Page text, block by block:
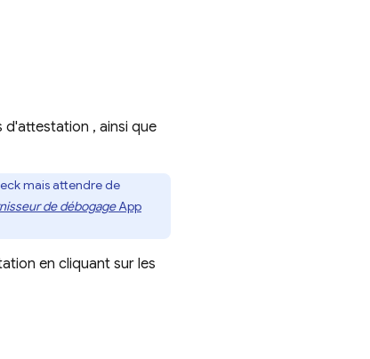
, ainsi que
mais attendre de
de débogageApp
en cliquant sur les